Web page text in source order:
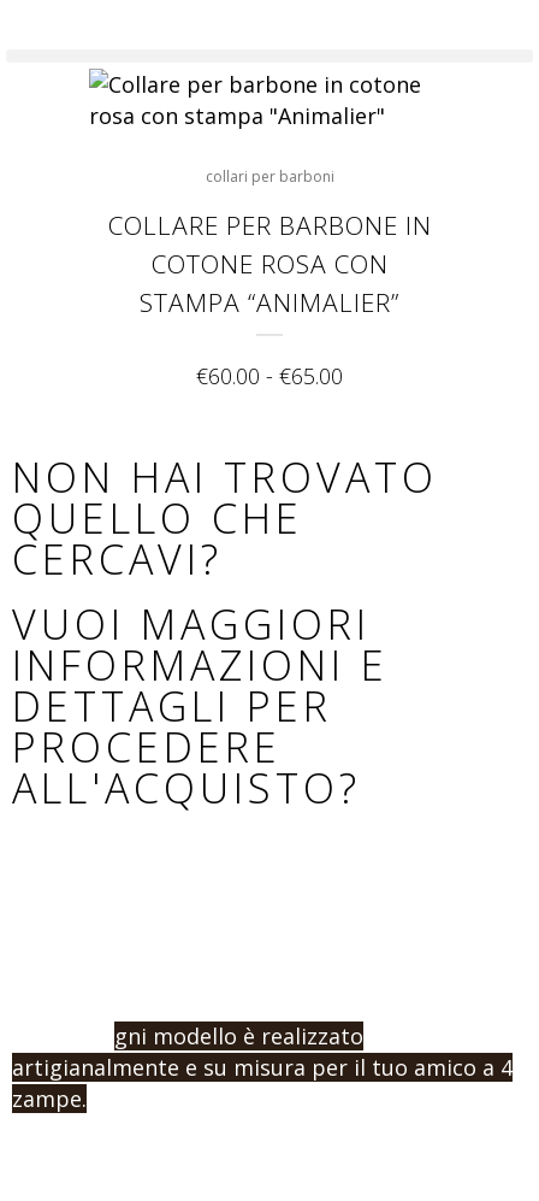
collari per barboni
COLLARE PER BARBONE IN
COTONE ROSA CON
STAMPA “ANIMALIER”
€60.00 - €65.00
NON HAI TROVATO
QUELLO CHE
CERCAVI?
VUOI MAGGIORI
INFORMAZIONI E
DETTAGLI PER
PROCEDERE
ALL'ACQUISTO?
gni modello è realizzato
artigianalmente e su misura per il tuo amico a 4
zampe.